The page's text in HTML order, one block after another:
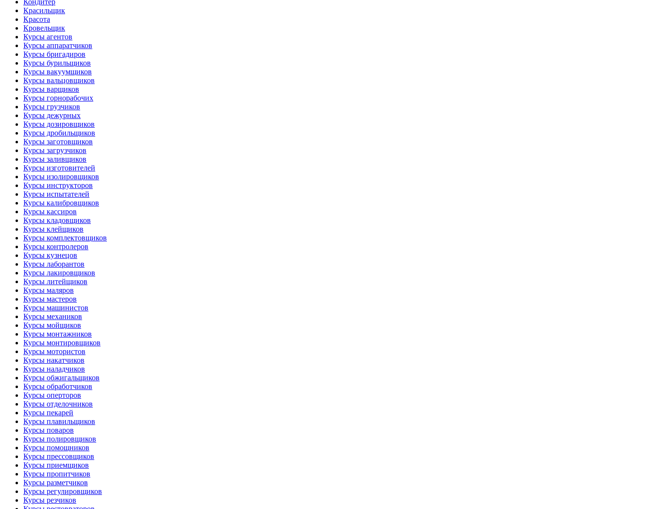
Кондитер
Красильщик
Красота
Кровельщик
Курсы агентов
Курсы аппаратчиков
Курсы бригадиров
Курсы бурильщиков
Курсы вакуумщиков
Курсы вальцовщиков
Курсы варщиков
Курсы горнорабочих
Курсы грузчиков
Курсы дежурных
Курсы дозировщиков
Курсы дробильщиков
Курсы заготовщиков
Курсы загрузчиков
Курсы заливщиков
Курсы изготовителей
Курсы изолировщиков
Курсы инструкторов
Курсы испытателей
Курсы калибровщиков
Курсы кассиров
Курсы кладовщиков
Курсы клейщиков
Курсы комплектовщиков
Курсы контролеров
Курсы кузнецов
Курсы лаборантов
Курсы лакировщиков
Курсы литейщиков
Курсы маляров
Курсы мастеров
Курсы машинистов
Курсы механиков
Курсы мойщиков
Курсы монтажников
Курсы монтировщиков
Курсы мотористов
Курсы накатчиков
Курсы наладчиков
Курсы обжигальщиков
Курсы обработчиков
Курсы оперторов
Курсы отделочников
Курсы пекарей
Курсы плавильщиков
Курсы поваров
Курсы полировщиков
Курсы помощников
Курсы прессовщиков
Курсы приемщиков
Курсы пропитчиков
Курсы разметчиков
Курсы регулировщиков
Курсы резчиков